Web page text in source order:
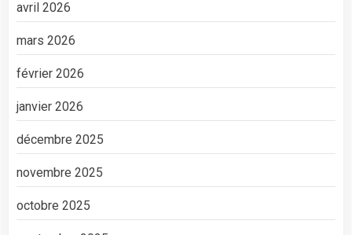
avril 2026
mars 2026
février 2026
janvier 2026
décembre 2025
novembre 2025
octobre 2025